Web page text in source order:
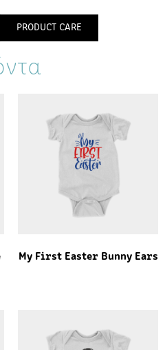
PRODUCT CARE
My First Easter Bunny Ears